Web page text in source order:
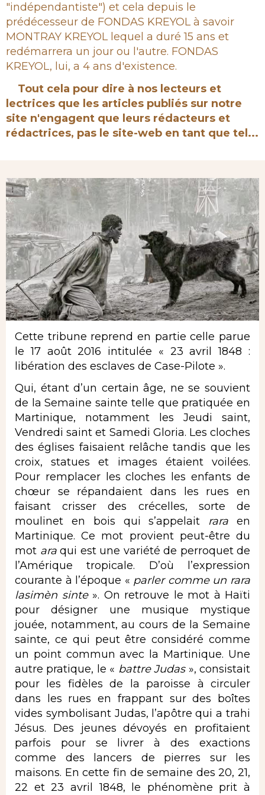
"indépendantiste") et cela depuis le
prédécesseur de FONDAS KREYOL à savoir
MONTRAY KREYOL lequel a duré 15 ans et
redémarrera un jour ou l'autre. FONDAS
KREYOL, lui, a 4 ans d'existence.
Tout cela pour dire à nos lecteurs et
lectrices que les articles publiés sur notre
site n'engagent que leurs rédacteurs et
rédactrices, pas le site-web en tant que tel...
Cette tribune reprend en partie celle parue
le 17 août 2016 intitulée « 23 avril 1848 :
libération des esclaves de Case-Pilote ».
Qui, étant d’un certain âge, ne se souvient
de la Semaine sainte telle que pratiquée en
Martinique, notamment les Jeudi saint,
Vendredi saint et Samedi Gloria. Les cloches
des églises faisaient relâche tandis que les
croix, statues et images étaient voilées.
Pour remplacer les cloches les enfants de
chœur se répandaient dans les rues en
faisant crisser des crécelles, sorte de
moulinet en bois qui s’appelait rara en
Martinique. Ce mot provient peut-être du
mot araqui est une variété de perroquet de
l’Amérique tropicale. D’où l’expression
courante à l’époque « parler comme un rara
lasimèn sinte». On retrouve le mot à Haïti
pour désigner une musique mystique
jouée, notamment, au cours de la Semaine
sainte, ce qui peut être considéré comme
un point commun avec la Martinique. Une
autre pratique, le « battre Judas», consistait
pour les fidèles de la paroisse à circuler
dans les rues en frappant sur des boîtes
vides symbolisant Judas, l’apôtre qui a trahi
Jésus. Des jeunes dévoyés en profitaient
parfois pour se livrer à des exactions
comme des lancers de pierres sur les
maisons. En cette fin de semaine des 20, 21,
22 et 23 avril 1848, le phénomène prit à